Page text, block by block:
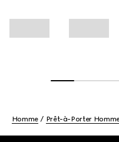
Homme Prêt-à-Porter